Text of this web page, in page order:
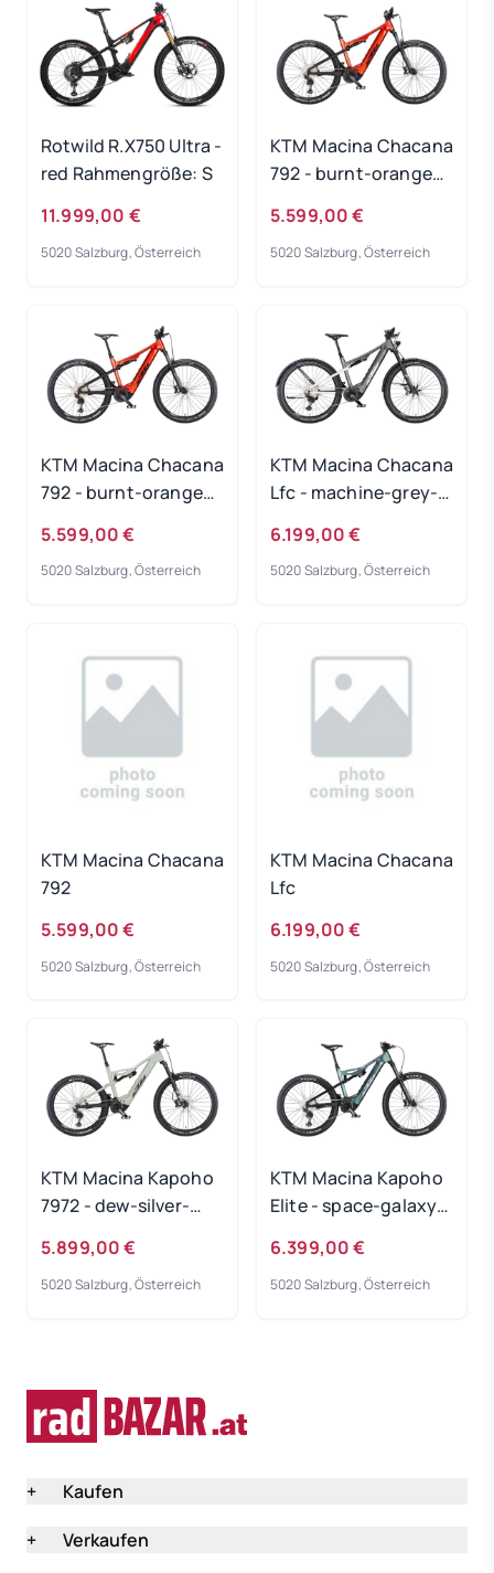
Rotwild R.X750 Ultra -
red Rahmengröße: S
11.999,00 €
5020 Salzburg, Österreich
KTM Macina Chacana
792 - burnt-orange
5.599,00 €
5020 Salzburg, Österreich
KTM Macina Chacana
792 - burnt-orange
5.599,00 €
5020 Salzburg, Österreich
KTM Macina Chacana
Lfc - machine-grey-
XL
6.199,00 €
5020 Salzburg, Österreich
KTM Macina Chacana
792
5.599,00 €
5020 Salzburg, Österreich
KTM Macina Chacana
Lfc
6.199,00 €
5020 Salzburg, Österreich
KTM Macina Kapoho
7972 - dew-silver-
M
5.899,00 €
5020 Salzburg, Österreich
KTM Macina Kapoho
Elite - space-galaxy-
M
6.399,00 €
5020 Salzburg, Österreich
+
Kaufen
+
Verkaufen